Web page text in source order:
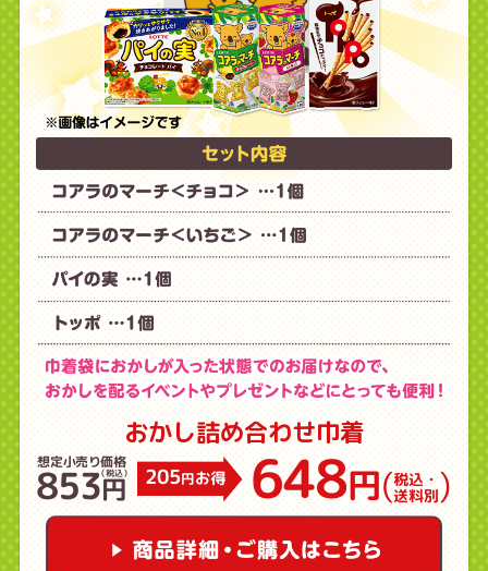
おかし詰め合わせ巾着
想定小売り価格
853円
（税込） 205円お得 648円(税込・
送料別)